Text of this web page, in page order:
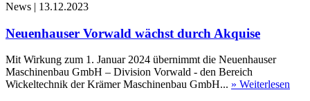
News | 13.12.2023
Neuenhauser Vorwald wächst durch Akquise
Mit Wirkung zum 1. Januar 2024 übernimmt die Neuenhauser
Maschinenbau GmbH – Division Vorwald - den Bereich
Wickeltechnik der Krämer Maschinenbau GmbH... » Weiterlesen